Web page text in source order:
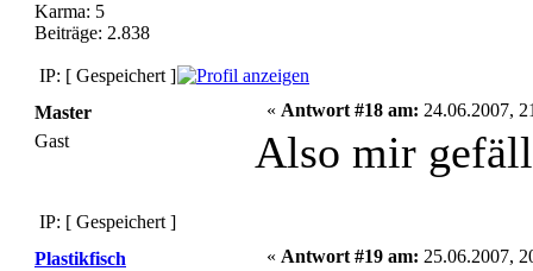
Karma: 5
Beiträge: 2.838
IP: [ Gespeichert ]
Master
Gast
« Antwort #18 am: 24.06.2007,
Also mir
IP: [ Gespeichert ]
Plastikfisch
« Antwort #19 am: 25.06.2007,